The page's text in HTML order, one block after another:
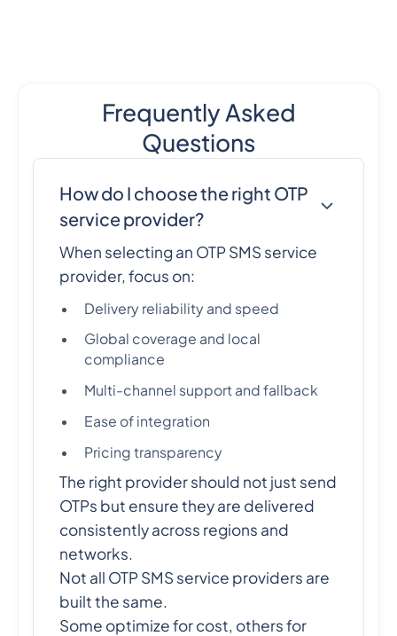
Frequently Asked
Questions
How do I choose the right OTP
service provider?
When selecting an OTP SMS service
provider, focus on:
Delivery reliability and speed
Global coverage and local
compliance
Multi-channel support and fallback
Ease of integration
Pricing transparency
The right provider should not just send
OTPs but ensure they are delivered
consistently across regions and
networks.
Not all OTP SMS service providers are
built the same.
Some optimize for cost, others for